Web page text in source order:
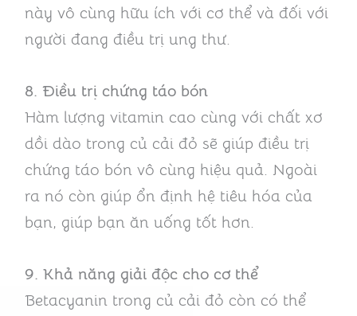
này vô cùng hữu ích với cơ thể và đối với
người đang điều trị ung thư.
8. Điều trị chứng táo bón
Hàm lượng vitamin cao cùng với chất xơ
dồi dào trong củ cải đỏ sẽ giúp điều trị
chứng táo bón vô cùng hiệu quả. Ngoài
ra nó còn giúp ổn định hệ tiêu hóa của
bạn, giúp bạn ăn uống tốt hơn.
9. Khả năng giải độc cho cơ thể
Betacyanin trong củ cải đỏ còn có thể